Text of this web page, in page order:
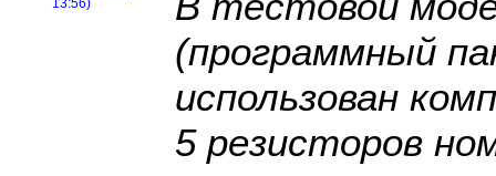
13:56)
(программный
использован
5 резисторов